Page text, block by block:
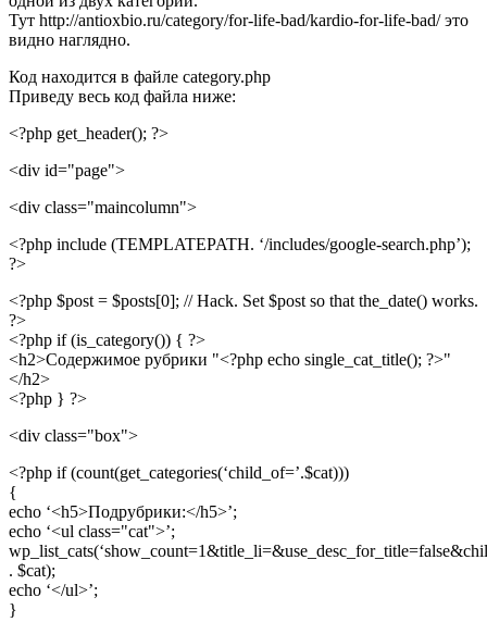
Тут http://antioxbio.ru/category/for-life-bad/kardio-for-life-bad/ это
видно наглядно.
Код находится в файле category.php
Приведу весь код файла ниже:
<?php get_header(); ?>
<div id="page">
<div class="maincolumn">
<?php include (TEMPLATEPATH. ‘/includes/google-search.php’);
?>
<?php $post = $posts[0]; // Hack. Set $post so that the_date() works.
?>
<?php if (is_category()) { ?>
<h2>Содержимое рубрики "<?php echo single_cat_title(); ?>"
</h2>
<?php } ?>
<div class="box">
<?php if (count(get_categories(‘child_of=’.$cat)))
{
echo ‘<h5>Подрубрики:</h5>’;
echo ‘<ul class="cat">’;
. $cat);
echo ‘</ul>’;
}